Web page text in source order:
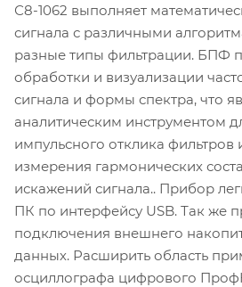
С8-1062 выполняет
сигнала с различными
разные типы фильтрации. БПФ
обработки и визуализации
сигнала и формы спектра, что
аналитическим инструментом
импульсного отклика фильтров
измерения гармонических
искажений сигнала.. Прибор
ПК по интерфейсу USB. Так же
подключения внешнего
данных. Расширить область
осциллографа цифрового